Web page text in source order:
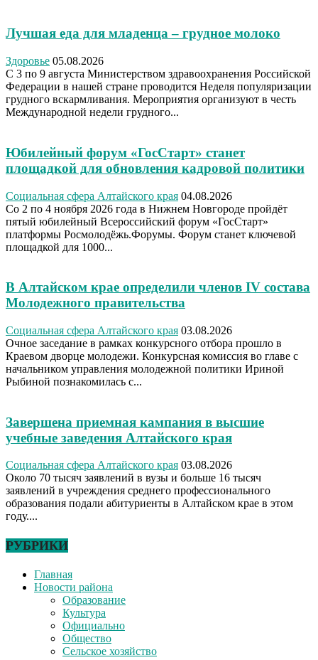
Лучшая еда для младенца – грудное молоко
Здоровье 05.08.2026
С 3 по 9 августа Министерством здравоохранения Российской
Федерации в нашей стране проводится Неделя популяризации
грудного вскармливания. Мероприятия организуют в честь
Международной недели грудного...
Юбилейный форум «ГосСтарт» станет
площадкой для обновления кадровой политики
Социальная сфера Алтайского края 04.08.2026
Со 2 по 4 ноября 2026 года в Нижнем Новгороде пройдёт
пятый юбилейный Всероссийский форум «ГосСтарт»
платформы Росмолодёжь.Форумы. Форум станет ключевой
площадкой для 1000...
В Алтайском крае определили членов IV состава
Молодежного правительства
Социальная сфера Алтайского края 03.08.2026
Очное заседание в рамках конкурсного отбора прошло в
Краевом дворце молодежи. Конкурсная комиссия во главе с
начальником управления молодежной политики Ириной
Рыбиной познакомилась с...
Завершена приемная кампания в высшие
учебные заведения Алтайского края
Социальная сфера Алтайского края 03.08.2026
Около 70 тысяч заявлений в вузы и больше 16 тысяч
заявлений в учреждения среднего профессионального
образования подали абитуриенты в Алтайском крае в этом
году....
РУБРИКИ
Главная
Новости района
Образование
Культура
Официально
Общество
Сельское хозяйство